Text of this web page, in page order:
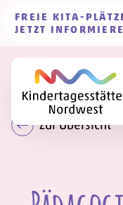
FREIE KITA-
JETZT
Zur Übersicht